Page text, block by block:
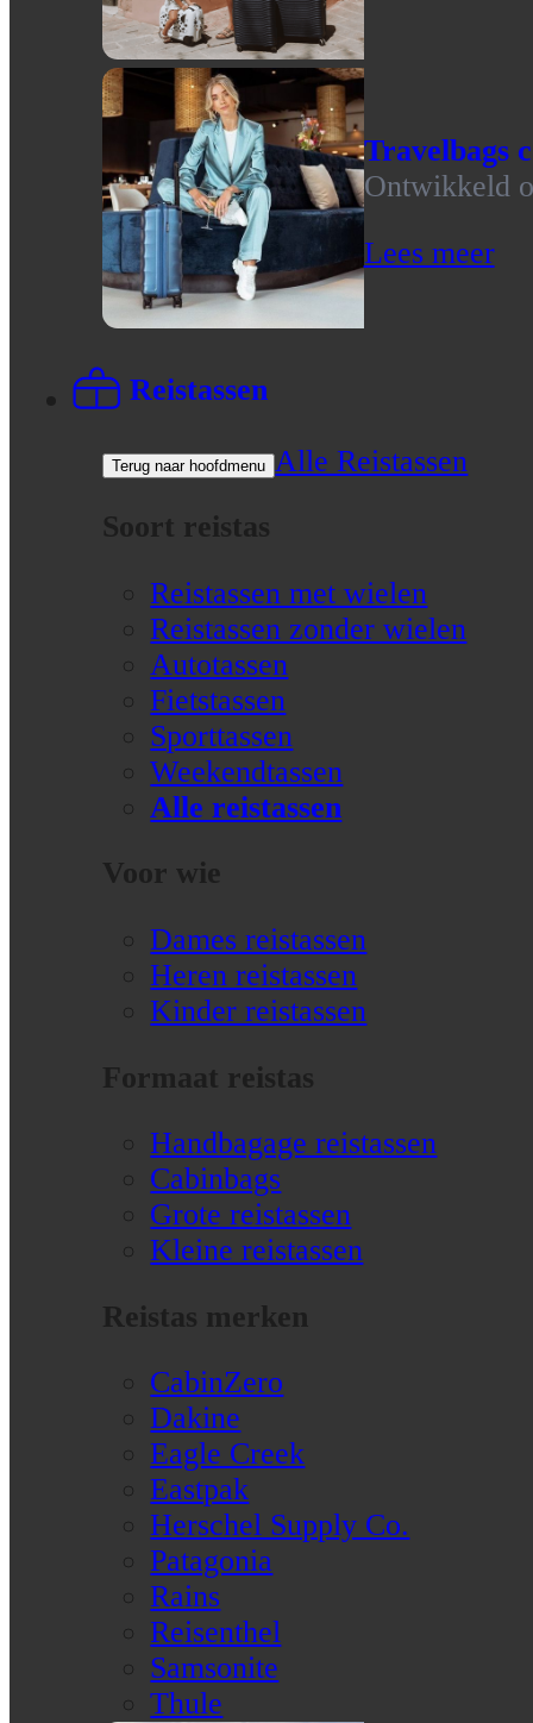
Travelbags
Ontwikkeld
Lees meer
Reistassen
Terug naar hoofdmenu
Alle Reistassen
Soort reistas
Reistassen met wielen
Reistassen zonder wielen
Autotassen
Fietstassen
Sporttassen
Weekendtassen
Alle reistassen
Voor wie
Dames reistassen
Heren reistassen
Kinder reistassen
Formaat reistas
Handbagage reistassen
Cabinbags
Grote reistassen
Kleine reistassen
Reistas merken
CabinZero
Dakine
Eagle Creek
Eastpak
Herschel Supply Co.
Patagonia
Rains
Reisenthel
Samsonite
Thule